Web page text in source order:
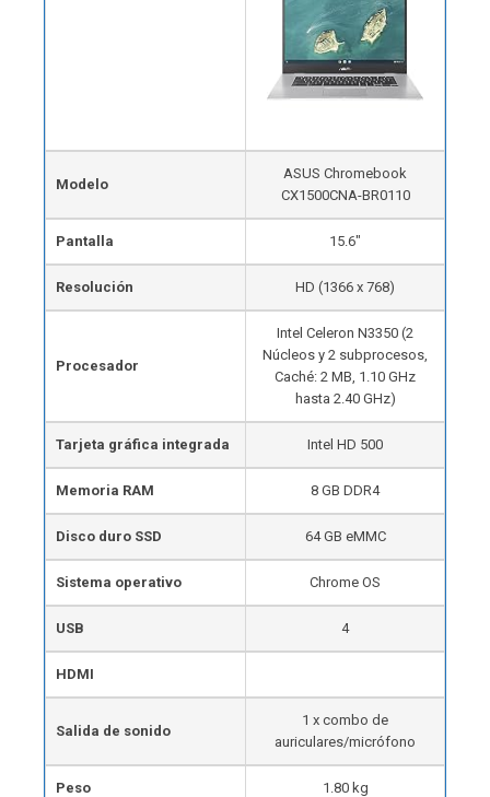
Modelo
ASUS Chromebook
CX1500CNA-BR0110
Pantalla 15.6″
Resolución HD (1366 x 768)
Procesador
Intel Celeron N3350 (2
Núcleos y 2 subprocesos,
Caché: 2 MB, 1.10 GHz
hasta 2.40 GHz)
Tarjeta gráfica integrada Intel HD 500
Memoria RAM 8 GB DDR4
Disco duro SSD 64 GB eMMC
Sistema operativo Chrome OS
USB 4
HDMI
Salida de sonido
1 x combo de
auriculares/micrófono
Peso 1.80 kg